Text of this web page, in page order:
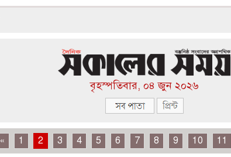
বৃহস্পতিবার, ০৪ জুন ২০২৬
« 1 2 3 4 5 6 7 8 9 10 11